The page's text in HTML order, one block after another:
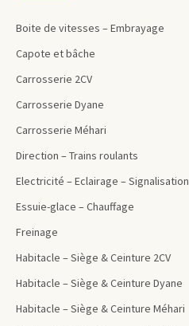
Boite de vitesses – Embrayage
Capote et bâche
Carrosserie 2CV
Carrosserie Dyane
Carrosserie Méhari
Direction – Trains roulants
Electricité – Eclairage – Signalisation
Essuie-glace – Chauffage
Freinage
Habitacle – Siège & Ceinture 2CV
Habitacle – Siège & Ceinture Dyane
Habitacle – Siège & Ceinture Méhari